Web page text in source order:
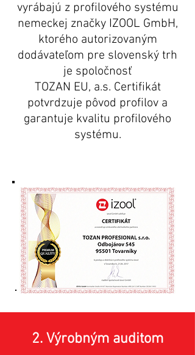
vyrábajú z profilového systému
nemeckej značky IZOOL GmbH,
ktorého autorizovaným
dodávateľom pre slovenský trh
je spoločnosť
TOZAN EU, a.s. Certifikát
potvrdzuje pôvod profilov a
garantuje kvalitu profilového
systému.
2. Výrobným auditom